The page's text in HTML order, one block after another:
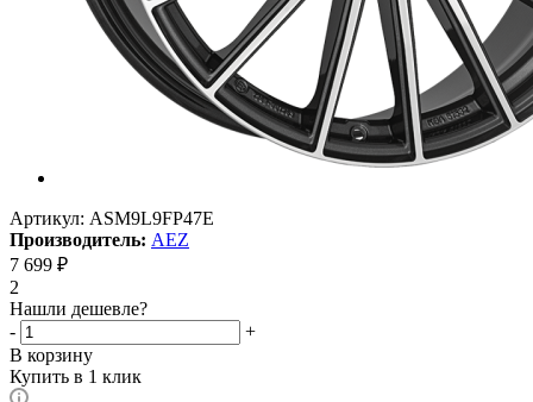
Артикул: ASM9L9FP47E
Производитель: AEZ
7 699 ₽
2
Нашли дешевле?
-
+
В корзину
Купить в 1 клик